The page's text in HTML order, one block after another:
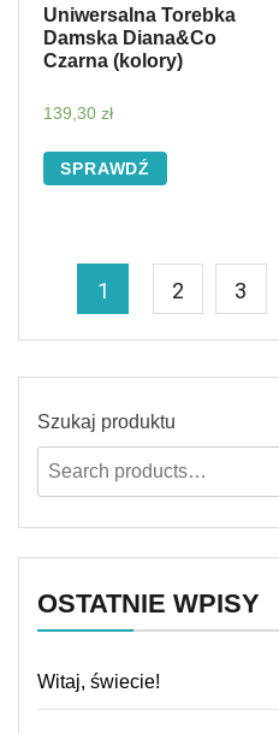
Uniwersalna Torebka
Damska Diana&Co
Czarna (kolory)
139,30 zł
SPRAWDŹ
1 2 3
Szukaj produktu
OSTATNIE WPISY
Witaj, świecie!